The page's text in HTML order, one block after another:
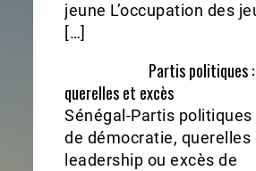
jeune L’occupation des
[…]
Partis politiques
querelles et excès
Sénégal-Partis
de démocratie, querelles
leadership ou excès de